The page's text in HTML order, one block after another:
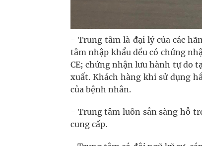
- Trung tâm là đại lý của các
tâm nhập khẩu đều có chứng
CE; chứng nhận lưu hành tự do
xuất. Khách hàng khi sử dụng
của bệnh nhân.
- Trung tâm luôn sẵn sàng hỗ
cung cấp.